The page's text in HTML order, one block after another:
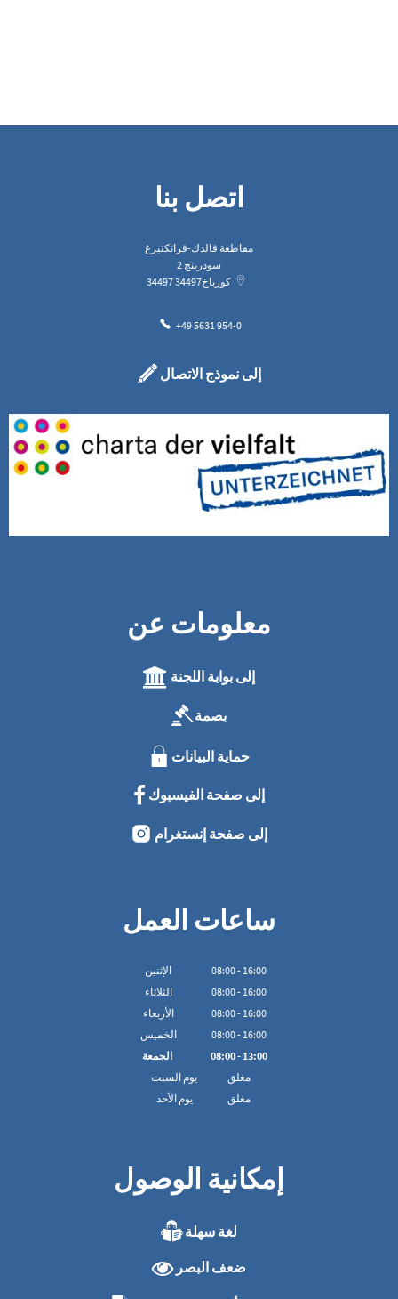
اتصل بنا
مقاطعة فالدك-فرانكنبرغ
سودرينج 2
34497
كورباخ34497
+49 5631 954-0
إلى نموذج الاتصال
معلومات عن
إلى بوابة اللجنة
بصمة
حماية البيانات
إلى صفحة الفيسبوك
إلى صفحة إنستغرام
ساعات العمل
الإثنين 08:00- 16:00
الثلاثاء
08:00- 16:00
الأربعاء
08:00- 16:00
الخميس
08:00- 16:00
الجمعة
08:00- 13:00
يوم السبت
مغلق
يوم الأحد
مغلق
إمكانية الوصول
لغة سهلة
ضعف البصر